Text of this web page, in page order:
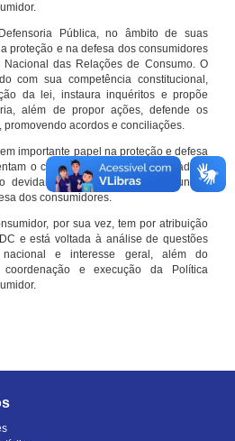
Pública, no âmbito de suas
proteção e na defesa dos consumidores
das Relações de Consumo. O
com sua competência constitucional,
da lei, instaura inquéritos e propõe
além de propor ações, defende os
promovendo acordos e conciliações.
importante papel na proteção e defesa
o conjunto organizado de cidadãos
devidamente registrada e com função
dos consumidores.
por sua vez, tem por atribuição
e está voltada à análise de questões
nacional e interesse geral, além do
coordenação e execução da Política